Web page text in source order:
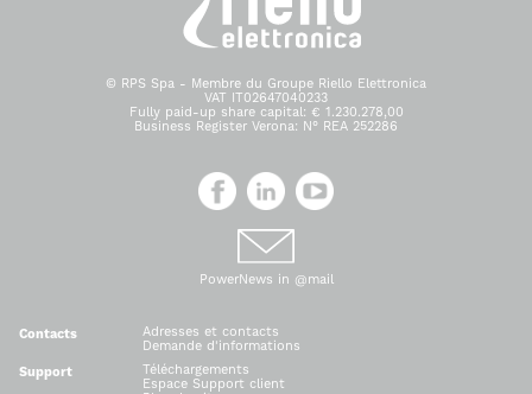
© RPS Spa - Membre du Groupe Riello Elettronica
VAT IT02647040233
Fully paid-up share capital: € 1.230.278,00
Business Register Verona: N° REA 252286
PowerNews in @mail
Contacts
Adresses et contacts
Demande d'informations
Support
Téléchargements
Espace Support client